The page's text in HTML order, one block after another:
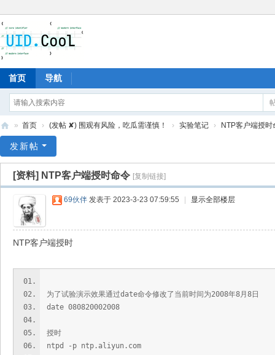
首页 导航
爱
» 首页 › (发帖 ✘) 围观有风险，吃瓜需谨慎！ › 实验笔记 › NTP客户端授时
发新帖
[资料] NTP客户端授时命令 [复制链接]
69伙伴 发表于 2023-3-23 07:59:55 显示全部楼层
NTP客户端授时
为了试验演示效果通过date命令修改了当前时间为2008年8月8日
date 080820002008
授时
ntpd -p ntp.aliyun.com